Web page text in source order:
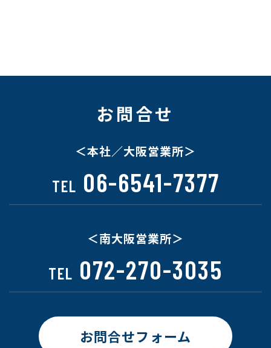
お問合せ
＜本社／大阪営業所＞
TEL 06-6541-7377
＜南大阪営業所＞
TEL 072-270-3035
お問合せフォーム